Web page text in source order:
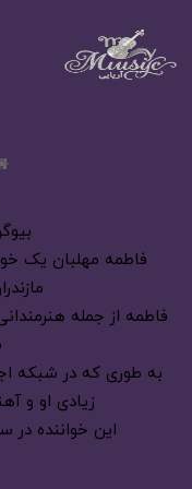
فاطمه مهلبان یک
فاطمه از جمله
به طوری که در شبکه
زیادی او و
این خواننده در